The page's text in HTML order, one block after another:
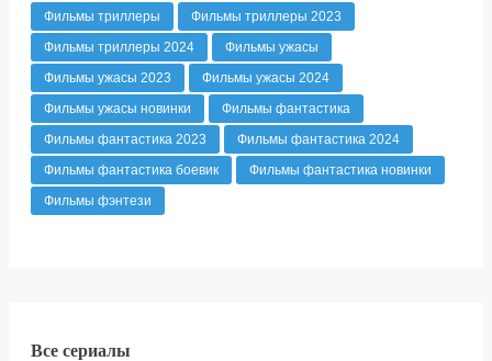
Фильмы триллеры
Фильмы триллеры 2023
Фильмы триллеры 2024
Фильмы ужасы
Фильмы ужасы 2023
Фильмы ужасы 2024
Фильмы ужасы новинки
Фильмы фантастика
Фильмы фантастика 2023
Фильмы фантастика 2024
Фильмы фантастика боевик
Фильмы фантастика новинки
Фильмы фэнтези
Все сериалы